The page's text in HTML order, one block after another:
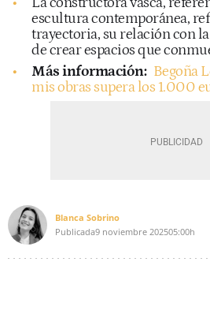
escultura contemporánea,
trayectoria, su relación con
de crear espacios que
Más información: Begoña
mis obras supera los 1.000
Blanca Sobrino
Publicada9 noviembre 202505:00h